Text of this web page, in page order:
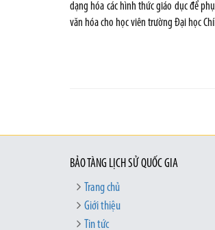
dạng hóa các hình thức giáo dục để
văn hóa cho học viên trường Đại học
BẢO TÀNG LỊCH SỬ QUỐC GIA
Trang chủ
Giới thiệu
Tin tức